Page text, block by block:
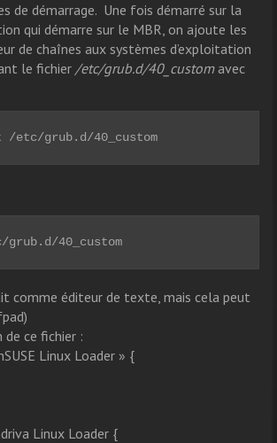
de démarrage. Une fois démarré sur la
qui démarre sur le MBR, on ajoute les
de chaînes aux systèmes d’exploitation
le fichier /etc/grub.d/40_customavec
/etc/grub.d/40_custom
40_custom
comme éditeur de texte, mais cela peut
de ce fichier :
Linux Loader » {
Linux Loader {